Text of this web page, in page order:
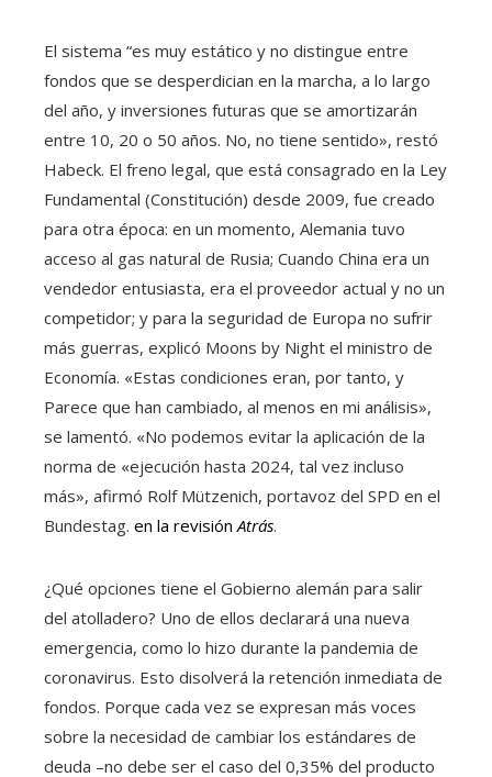
El sistema “es muy estático y no distingue entre
fondos que se desperdician en la marcha, a lo largo
del año, y inversiones futuras que se amortizarán
entre 10, 20 o 50 años. No, no tiene sentido», restó
Habeck. El freno legal, que está consagrado en la Ley
Fundamental (Constitución) desde 2009, fue creado
para otra época: en un momento, Alemania tuvo
acceso al gas natural de Rusia; Cuando China era un
vendedor entusiasta, era el proveedor actual y no un
competidor; y para la seguridad de Europa no sufrir
más guerras, explicó Moons by Night el ministro de
Economía. «Estas condiciones eran, por tanto, y
Parece que han cambiado, al menos en mi análisis»,
se lamentó. «No podemos evitar la aplicación de la
norma de «ejecución hasta 2024, tal vez incluso
más», afirmó Rolf Mützenich, portavoz del SPD en el
Bundestag. en la revisión Atrás.
¿Qué opciones tiene el Gobierno alemán para salir
del atolladero? Uno de ellos declarará una nueva
emergencia, como lo hizo durante la pandemia de
coronavirus. Esto disolverá la retención inmediata de
fondos. Porque cada vez se expresan más voces
sobre la necesidad de cambiar los estándares de
deuda –no debe ser el caso del 0,35% del producto